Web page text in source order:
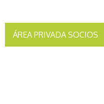
ÁREA PRIVADA SOCIOS